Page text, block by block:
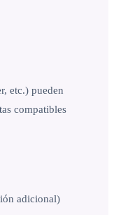
etc.) pueden
compatibles
adicional)